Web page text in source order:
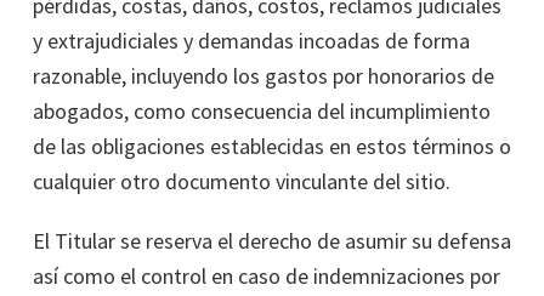
y extrajudiciales y demandas incoadas de forma
razonable, incluyendo los gastos por honorarios de
abogados, como consecuencia del incumplimiento
de las obligaciones establecidas en estos términos o
cualquier otro documento vinculante del sitio.
El Titular se reserva el derecho de asumir su defensa
así como el control en caso de indemnizaciones por